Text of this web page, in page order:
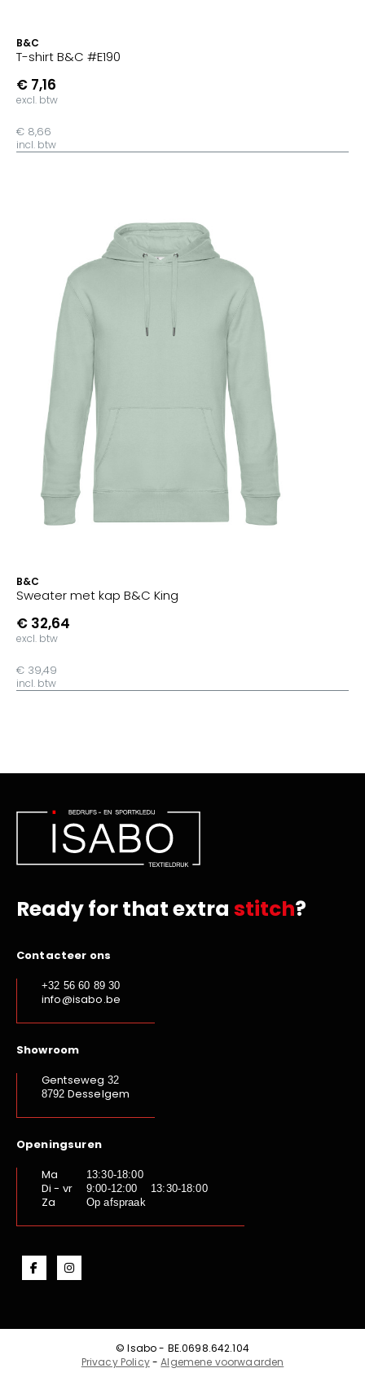
B&C
T-shirt B&C #E190
€ 7,16
excl. btw
€ 8,66
incl. btw
B&C
Sweater met kap B&C King
€ 32,64
excl. btw
€ 39,49
incl. btw
Ready for that extra stitch?
Contacteer ons
+32 56 60 89 30
info@isabo.be
Showroom
Gentseweg 32
8792 Desselgem
Openingsuren
Ma
13:30-18:00
Di - vr 9:00-12:00 13:30-18:00
Za Op afspraak
© Isabo - BE.0698.642.104
Privacy Policy-Algemene voorwaarden